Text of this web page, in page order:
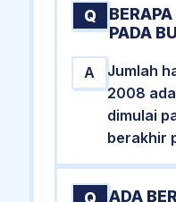
Q
PADA
A
Jumlah
2008
dimulai
berakhir
Q
ADA